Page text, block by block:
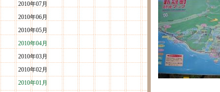
2010年07月
2010年06月
2010年05月
2010年04月
2010年03月
2010年02月
2010年01月